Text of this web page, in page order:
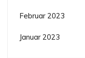
Februar 2023
Januar 2023